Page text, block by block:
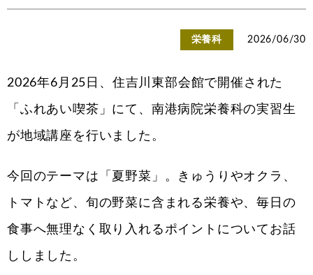
栄養科 2026/06/30
2026年6月25日、住吉川東部会館で開催された
「ふれあい喫茶」にて、南港病院栄養科の実習生
が地域講座を行いました。
今回のテーマは「夏野菜」。きゅうりやオクラ、
トマトなど、旬の野菜に含まれる栄養や、毎日の
食事へ無理なく取り入れるポイントについてお話
ししました。